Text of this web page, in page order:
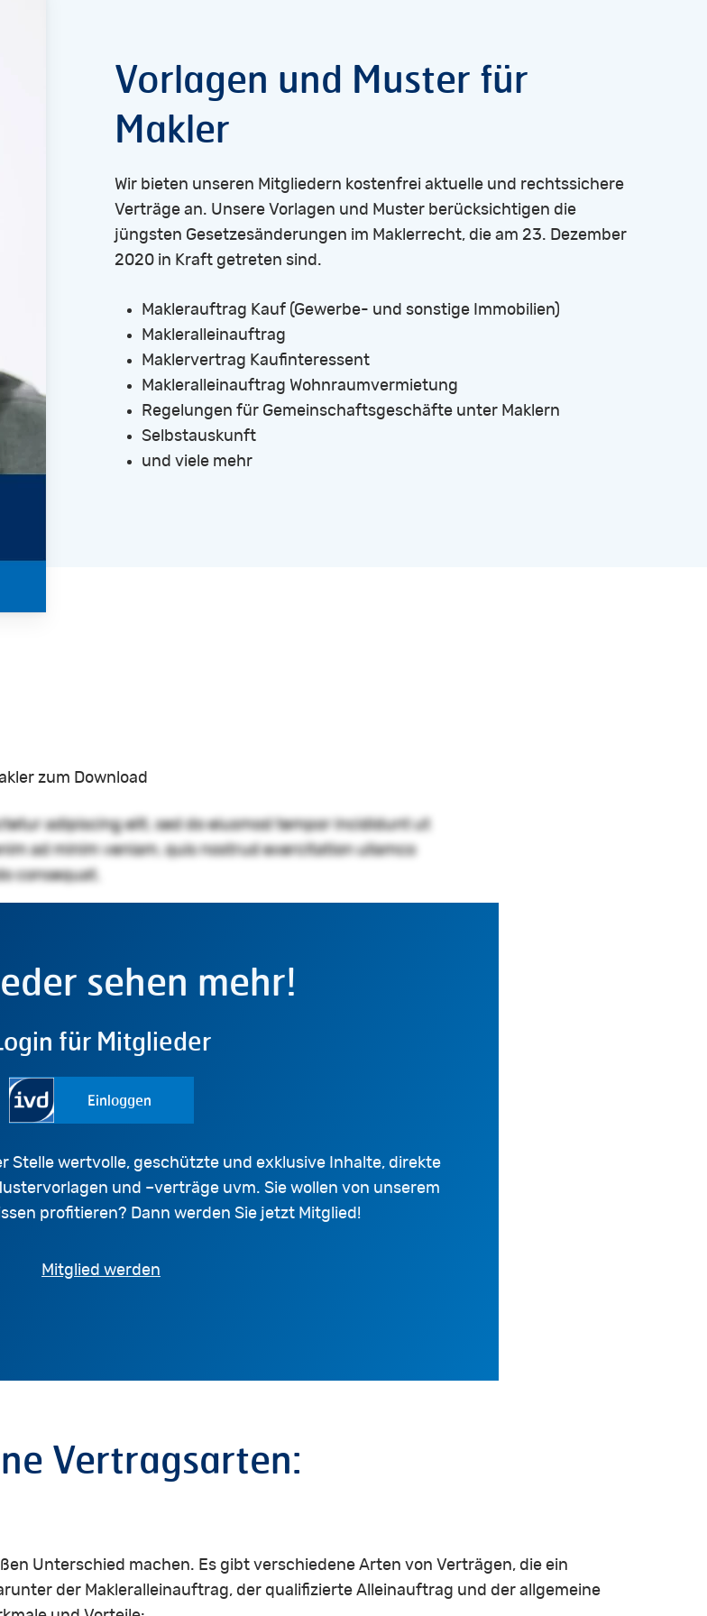
Vorlagen und Muster für
Makler
Wir bieten unseren Mitgliedern kostenfrei aktuelle und rechtssichere
Verträge an. Unsere Vorlagen und Muster berücksichtigen die
jüngsten Gesetzesänderungen im Maklerrecht, die am 23. Dezember
2020 in Kraft getreten sind.
Maklerauftrag Kauf (Gewerbe- und sonstige Immobilien)
Makleralleinauftrag
Maklervertrag Kaufinteressent
Makleralleinauftrag Wohnraumvermietung
Regelungen für Gemeinschaftsgeschäfte unter Maklern
Selbstauskunft
und viele mehr
zum Download
adipiscing elit, sed do eiusmod tempor incididunt ut
ad minim veniam, quis nostrud exercitation ullamco
consequat.
sehen mehr!
für Mitglieder
Einloggen
Stelle wertvolle, geschützte und exklusive Inhalte, direkte
und –verträge uvm. Sie wollen von unserem
profitieren? Dann werden Sie jetzt Mitglied!
Mitglied werden
Vertragsarten:
Unterschied machen. Es gibt verschiedene Arten von Verträgen, die ein
der Makleralleinauftrag, der qualifizierte Alleinauftrag und der allgemeine